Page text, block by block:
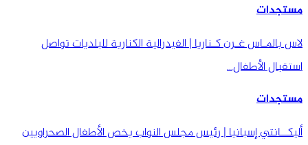
مستجدات
لاس بالمـاس غـرن كـناريا | الفيدرالية الكنارية للبلديات تواصل
استقبال الأطفال…
مستجدات
أليكــانتي إسبانيا | رئيس مجلس النواب يخص الأطفال الصحراويين